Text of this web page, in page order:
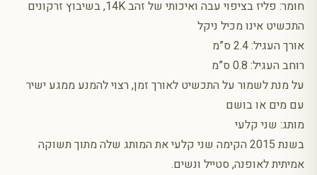
חומר: פליז בציפוי עבה ואיכותי של זהב 14K, בשיבוץ זרקונים
התכשיט אינו מכיל ניקל
אורך העגיל: 2.4 ס”מ
רוחב העגיל: 0.8 ס”מ
על מנת לשמור על התכשיט לאורך זמן, רצוי להמנע ממגע ישיר
עם מים או בושם
מותג: שני קלעי
בשנת 2015 הקימה שני קלעי את המותג שלה מתוך תשוקה
אמיתית לאופנה, סטייל ונשים.